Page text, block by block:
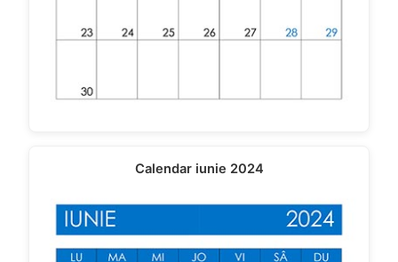
Calendar iunie 2024